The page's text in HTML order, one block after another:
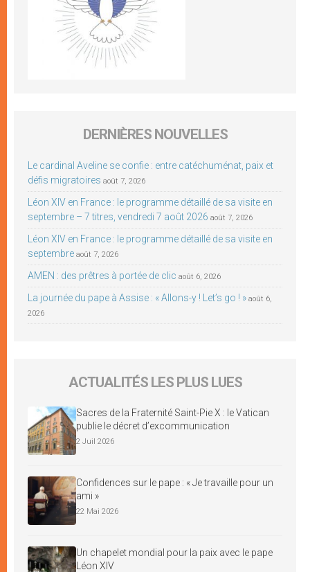
DERNIÈRES NOUVELLES
Le cardinal Aveline se confie : entre catéchuménat, paix et
défis migratoires août 7, 2026
Léon XIV en France : le programme détaillé de sa visite en
septembre – 7 titres, vendredi 7 août 2026 août 7, 2026
Léon XIV en France : le programme détaillé de sa visite en
septembre août 7, 2026
AMEN : des prêtres à portée de clic août 6, 2026
La journée du pape à Assise : « Allons-y ! Let’s go ! » août 6,
2026
ACTUALITÉS LES PLUS LUES
Sacres de la Fraternité Saint-Pie X : le Vatican
publie le décret d’excommunication
2 Juil 2026
Confidences sur le pape : « Je travaille pour un
ami »
22 Mai 2026
Un chapelet mondial pour la paix avec le pape
Léon XIV